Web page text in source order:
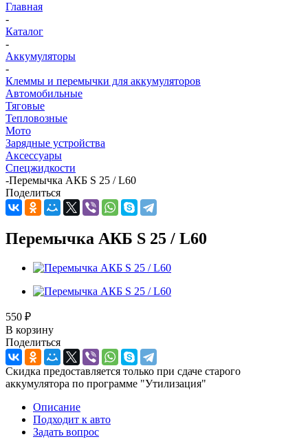
Главная
-
Каталог
-
Аккумуляторы
-
Клеммы и перемычки для аккумуляторов
Автомобильные
Тяговые
Тепловозные
Мото
Зарядные устройства
Аксессуары
Спецжидкости
-Перемычка АКБ S 25 / L60
Поделиться
Перемычка АКБ S 25 / L60
550 ₽
В корзину
Поделиться
Скидка предоставляется только при сдаче старого
аккумулятора по программе "Утилизация"
Описание
Подходит к авто
Задать вопрос